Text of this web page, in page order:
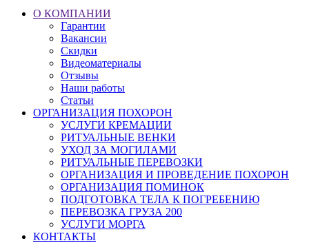
О КОМПАНИИ
Гарантии
Вакансии
Скидки
Видеоматериалы
Отзывы
Наши работы
Статьи
ОРГАНИЗАЦИЯ ПОХОРОН
УСЛУГИ КРЕМАЦИИ
РИТУАЛЬНЫЕ ВЕНКИ
УХОД ЗА МОГИЛАМИ
РИТУАЛЬНЫЕ ПЕРЕВОЗКИ
ОРГАНИЗАЦИЯ И ПРОВЕДЕНИЕ ПОХОРОН
ОРГАНИЗАЦИЯ ПОМИНОК
ПОДГОТОВКА ТЕЛА К ПОГРЕБЕНИЮ
ПЕРЕВОЗКА ГРУЗА 200
УСЛУГИ МОРГА
КОНТАКТЫ